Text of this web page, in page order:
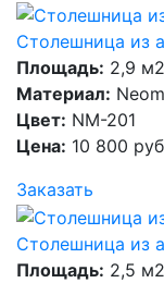
Столешница из
Площадь: 2,9 м2
Материал:
Цвет: NM-201
Цена: 10 800
Заказать
Столешница из
Площадь: 2,5 м2